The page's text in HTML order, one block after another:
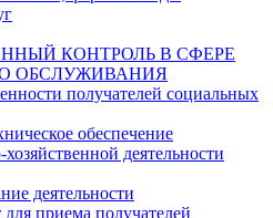
КОНТРОЛЬ В СФЕРЕ
ОБСЛУЖИВАНИЯ
получателей социальных
обеспечение
деятельности
деятельности
приема получателей